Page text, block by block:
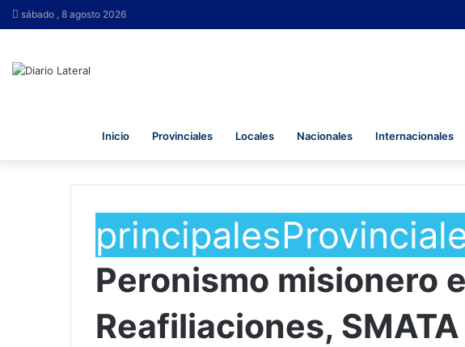
sábado , 8 agosto 2026
Inicio Provinciales Locales Nacionales Internacionales
principales
Peronismo misionero
Reafiliaciones,